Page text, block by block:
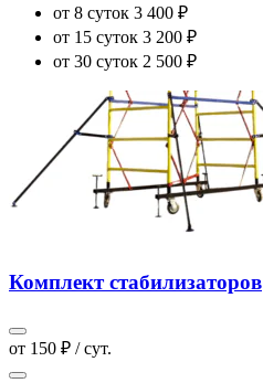
от 8 суток 3 400 ₽
от 15 суток 3 200 ₽
от 30 суток 2 500 ₽
Комплект стабилизаторов
от 150 ₽ / сут.